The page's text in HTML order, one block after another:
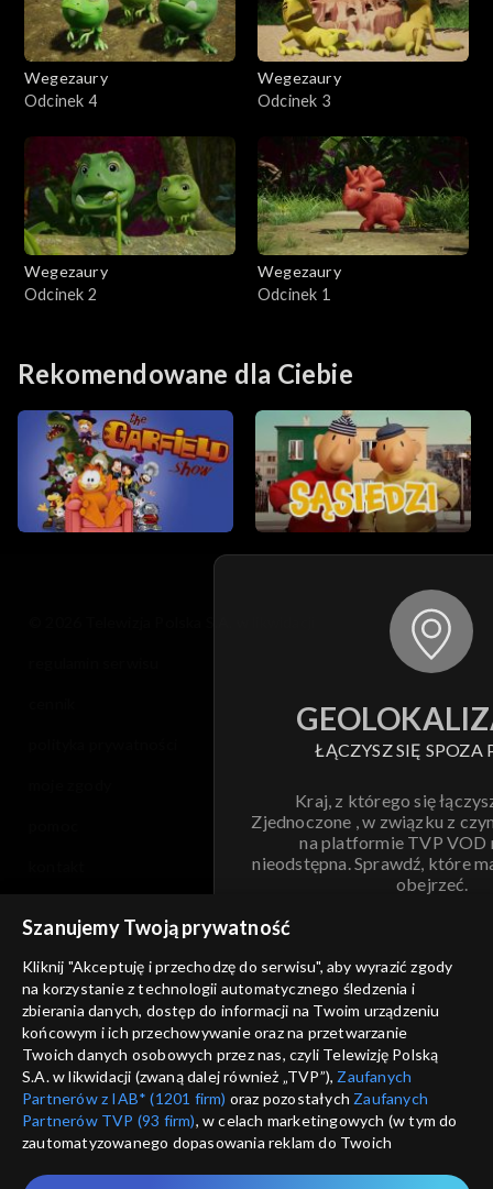
Wegezaury
Odcinek 4
Wegezaury
Odcinek 3
Wegezaury
Odcinek 2
Wegezaury
Odcinek 1
Rekomendowane dla Ciebie
ŁĄCZYSZ SIĘ SPOZA
Kraj, z którego się
Zjednoczone , w związku z
na platformie TVP VOD
nieodstępna. Sprawdź, które
obejrzeć.
ANULUJ
informacje o dostawcy usług
Szanujemy Twoją prywatność
Kliknij "Akceptuję i przechodzę do serwisu", aby wyrazić zgody
na korzystanie z technologii automatycznego śledzenia i
zbierania danych, dostęp do informacji na Twoim urządzeniu
końcowym i ich przechowywanie oraz na przetwarzanie
Twoich danych osobowych przez nas, czyli Telewizję Polską
S.A. w likwidacji (zwaną dalej również „TVP”), Zaufanych
Partnerów z IAB* (1201 firm) oraz pozostałych Zaufanych
Partnerów TVP (93 firm), w celach marketingowych (w tym do
zautomatyzowanego dopasowania reklam do Twoich